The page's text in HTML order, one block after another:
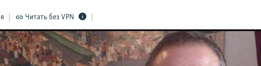
Читать без VPN